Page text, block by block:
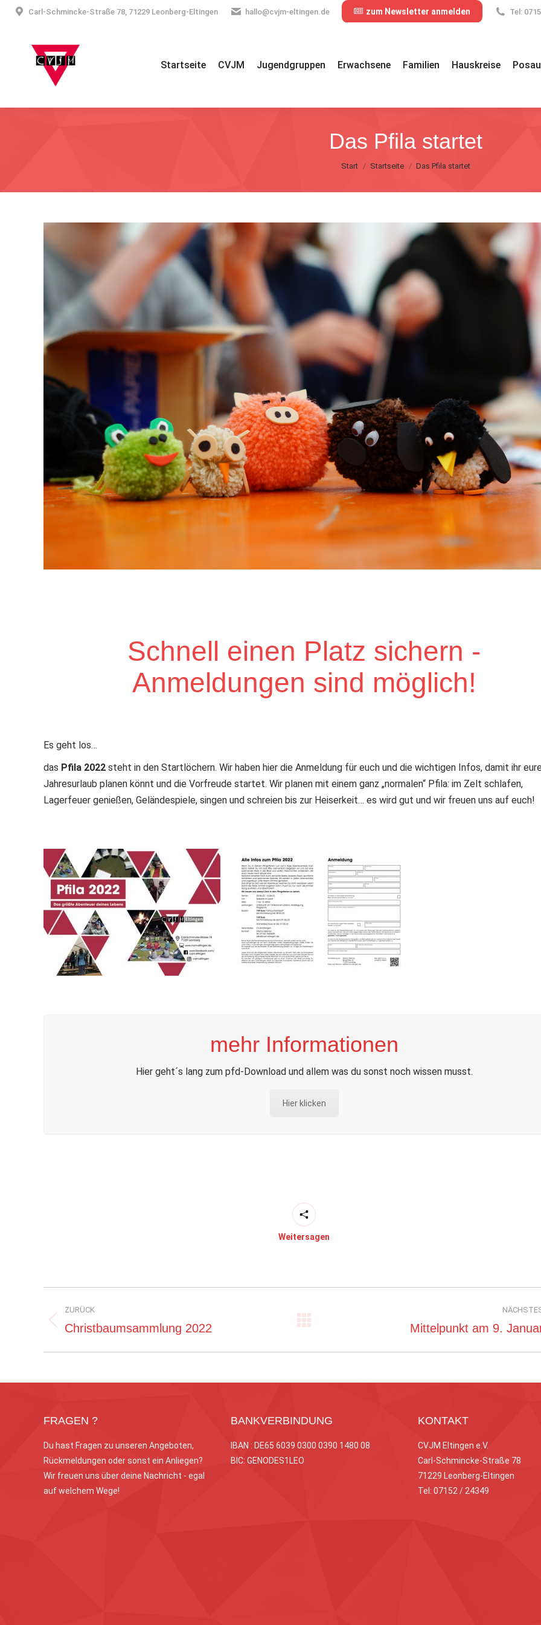
Carl-Schmincke-Straße 78, 71229 Leonberg-Eltingen hallo@cvjm-eltingen.de zum Newsletter anmelden Tel:
Startseite CVJM Jugendgruppen Erwachsene Familien Hauskreise
Das Pfila startet
Sie befinden sich hier:
Start Startseite Das Pfila startet
Schnell einen Platz sichern -
Anmeldungen sind möglich!
Es geht los…
das Pfila 2022 steht in den Startlöchern. Wir haben hier die Anmeldung für euch und die wichtigen Infos, damit ihr
Jahresurlaub planen könnt und die Vorfreude startet. Wir planen mit einem ganz „normalen“ Pfila: im Zelt schlafen,
Lagerfeuer genießen, Geländespiele, singen und schreien bis zur Heiserkeit… es wird gut und wir freuen uns auf euch!
mehr Informationen
Hier geht´s lang zum pfd-Download und allem was du sonst noch wissen musst.
Hier klicken
Weitersagen
Kommentarnavigation
ZURÜCK
Vorheriger
Christbaumsammlung 2022 Mittelpunkt am 9.
FRAGEN ?
Du hast Fragen zu unseren Angeboten,
Rückmeldungen oder sonst ein Anliegen?
Wir freuen uns über deine Nachricht - egal
auf welchem Wege!
BANKVERBINDUNG
IBAN : DE65 6039 0300 0390 1480 08
BIC: GENODES1LEO
KONTAKT
CVJM Eltingen e.V.
Carl-Schmincke-Straße 78
71229 Leonberg-Eltingen
Tel: 07152 / 24349